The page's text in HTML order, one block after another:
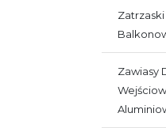
Zawiasy